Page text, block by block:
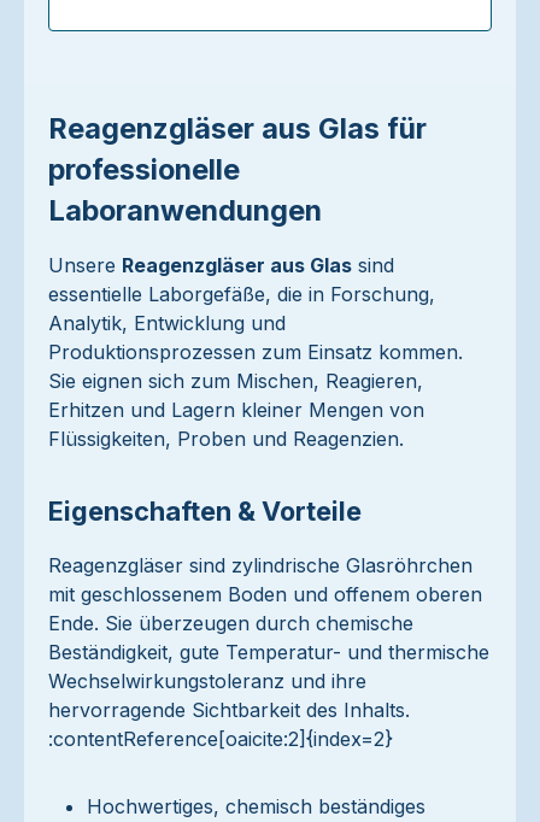
Reagenzgläser aus Glas für
professionelle
Laboranwendungen
Unsere Reagenzgläser aus Glas sind
essentielle Laborgefäße, die in Forschung,
Analytik, Entwicklung und
Produktionsprozessen zum Einsatz kommen.
Sie eignen sich zum Mischen, Reagieren,
Erhitzen und Lagern kleiner Mengen von
Flüssigkeiten, Proben und Reagenzien.
Eigenschaften & Vorteile
Reagenzgläser sind zylindrische Glasröhrchen
mit geschlossenem Boden und offenem oberen
Ende. Sie überzeugen durch chemische
Beständigkeit, gute Temperatur- und thermische
Wechselwirkungstoleranz und ihre
hervorragende Sichtbarkeit des Inhalts.
:contentReference[oaicite:2]{index=2}
Hochwertiges, chemisch beständiges